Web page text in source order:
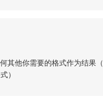
其他你需要的格式作为结果
）